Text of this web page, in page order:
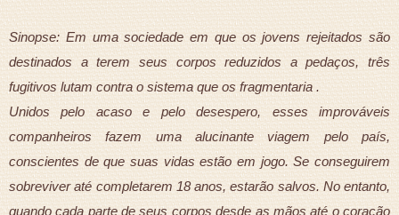
Sinopse: Em uma sociedade em que os jovens rejeitados são
destinados a terem seus corpos reduzidos a pedaços, três
fugitivos lutam contra o sistema que os fragmentaria .
Unidos pelo acaso e pelo desespero, esses improváveis
companheiros fazem uma alucinante viagem pelo país,
conscientes de que suas vidas estão em jogo. Se conseguirem
sobreviver até completarem 18 anos, estarão salvos. No entanto,
quando cada parte de seus corpos desde as mãos até o coração